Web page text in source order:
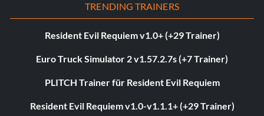
TRENDING TRAINERS
Resident Evil Requiem v1.0+ (+29 Trainer)
Euro Truck Simulator 2 v1.57.2.7s (+7 Trainer)
PLITCH Trainer für Resident Evil Requiem
Resident Evil Requiem v1.0-v1.1.1+ (+29 Trainer)